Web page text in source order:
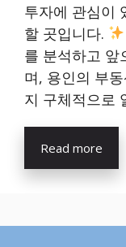
투자에 관심이
할 곳입니다.
를 분석하고 앞
며, 용인의 부
지 구체적으로
Read more